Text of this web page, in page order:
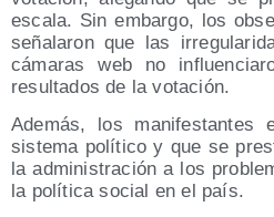
esca­la. Sin embar­go, los
seña­la­ron que las
cáma­ras web no
resul­ta­dos de la votación.
Ade­más, los mani­fes­tan­tes
sis­te­ma polí­ti­co y que se
la admi­nis­tra­ción a los
la polí­ti­ca social en el país.